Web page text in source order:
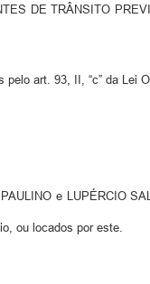
DE TRÂNSITO
art. 93, II, “c” da Lei
e LUPÉRCIO
ou locados por este.